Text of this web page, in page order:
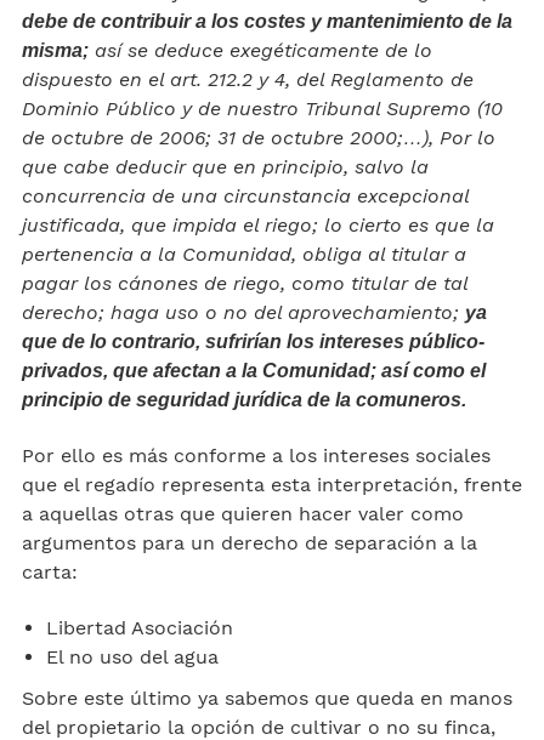
debe de contribuir a los costes y mantenimiento de la
misma; así se deduce exegéticamente de lo
dispuesto en el art. 212.2 y 4, del Reglamento de
Dominio Público y de nuestro Tribunal Supremo (10
de octubre de 2006; 31 de octubre 2000;…), Por lo
que cabe deducir que en principio, salvo la
concurrencia de una circunstancia excepcional
justificada, que impida el riego; lo cierto es que la
pertenencia a la Comunidad, obliga al titular a
pagar los cánones de riego, como titular de tal
derecho; haga uso o no del aprovechamiento; ya
que de lo contrario, sufrirían los intereses público-
privados, que afectan a la Comunidad; así como el
principio de seguridad jurídica de la comuneros.
Por ello es más conforme a los intereses sociales
que el regadío representa esta interpretación, frente
a aquellas otras que quieren hacer valer como
argumentos para un derecho de separación a la
carta:
Libertad Asociación
El no uso del agua
Sobre este último ya sabemos que queda en manos
del propietario la opción de cultivar o no su finca,